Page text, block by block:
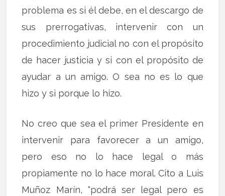
problema es si él debe, en el descargo de
sus prerrogativas, intervenir con un
procedimiento judicial no con el propósito
de hacer justicia y si con el propósito de
ayudar a un amigo. O sea no es lo que
hizo y si porque lo hizo.
No creo que sea el primer Presidente en
intervenir para favorecer a un amigo,
pero eso no lo hace legal o más
propiamente no lo hace moral. Cito a Luis
Muñoz Marín, “podrá ser legal pero es